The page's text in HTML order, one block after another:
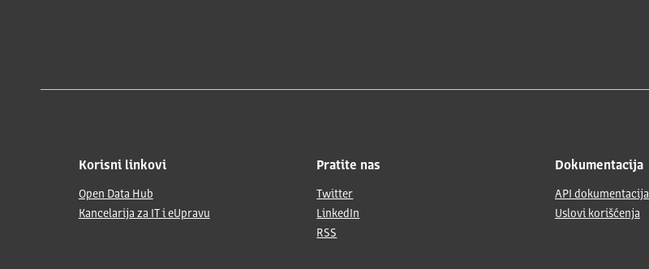
Korisni linkovi
Open Data Hub
Kancelarija za IT i eUpravu
Pratite nas
Twitter
LinkedIn
RSS
Dokumentacija
API dokumentacija
Uslovi korišćenja